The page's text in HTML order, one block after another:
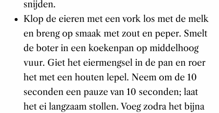
snijden.
Klop de eieren met een vork los met de melk
en breng op smaak met zout en peper. Smelt
de boter in een koekenpan op middelhoog
vuur. Giet het eiermengsel in de pan en roer
het met een houten lepel. Neem om de 10
seconden een pauze van 10 seconden; laat
het ei langzaam stollen. Voeg zodra het bijna